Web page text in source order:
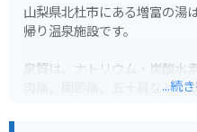
山梨県北杜市にある増富の湯
帰り温泉施設です。
泉質は、ナトリウム・炭酸水
肉痛、関節痛、五十肩などに
...続